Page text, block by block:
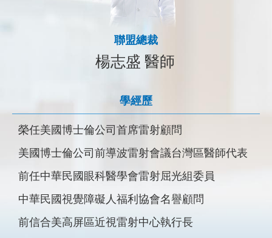
聯盟總裁
楊志盛 醫師
學經歷
榮任美國博士倫公司首席雷射顧問
美國博士倫公司前導波雷射會議台灣區醫師代表
前任中華民國眼科醫學會雷射屈光組委員
中華民國視覺障礙人福利協會名譽顧問
前信合美高屏區近視雷射中心執行長
祐明眼科診所院長
學經歷
新高鳳醫院眼科主任
慶昇醫院眼科主任
前陽明眼科診所院長
前三軍總醫院眼科主治總醫師
中華民國眼科專科醫師
板橋達特楊眼科院長
學經歷
台北醫學大學醫學系
高雄建國達特楊眼科副院長
台南信合美眼科主任醫師
衛福部新營醫院眼科兼任主治醫師
台北新光吳火獅紀念醫院醫學中心眼科總醫師
一般眼科